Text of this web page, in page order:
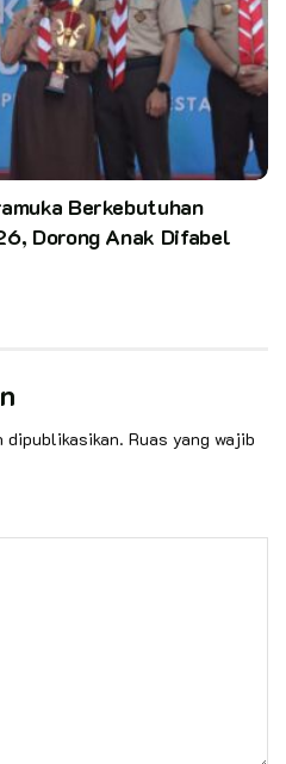
Berkebutuhan
Dorong Anak Difabel
dipublikasikan. Ruas yang wajib